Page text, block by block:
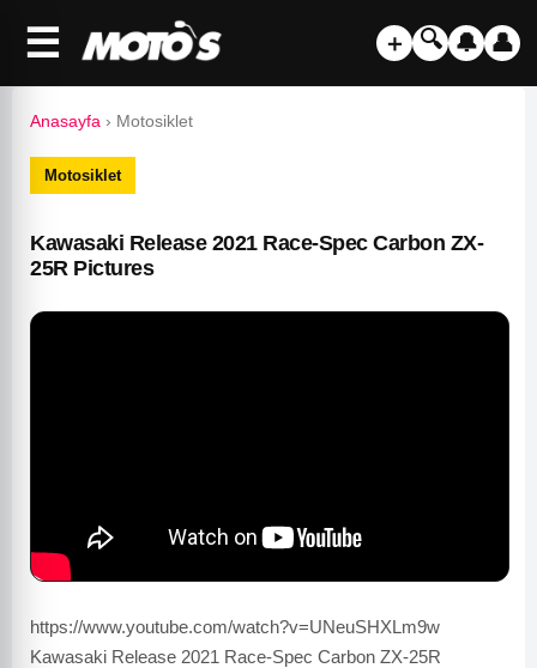
☰ ＋ 🔍 🔔 👤
Anasayfa › Motosiklet
Motosiklet
Kawasaki Release 2021 Race-Spec Carbon ZX-
25R Pictures
https://www.youtube.com/watch?v=UNeuSHXLm9w
Kawasaki Release 2021 Race-Spec Carbon ZX-25R